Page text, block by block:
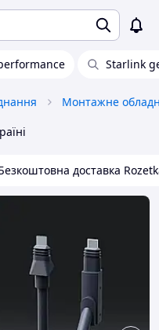
Starlink
Монтажне
доставка